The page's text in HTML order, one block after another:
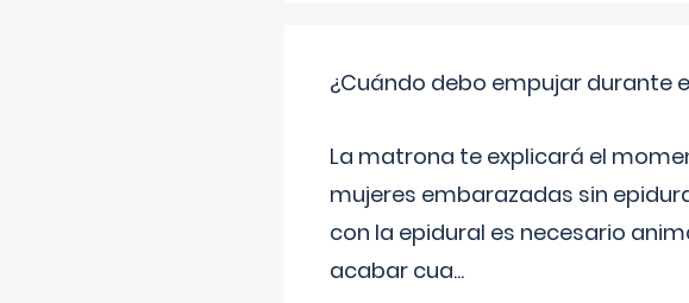
¿Cuándo debo empujar durante
La matrona te explicará el
mujeres embarazadas sin
con la epidural es necesario
acabar cua...